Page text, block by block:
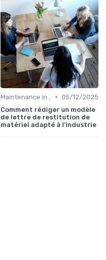
• 05/12/2025
Comment rédiger un modèle
de lettre de restitution de
matériel adapté à l’industrie